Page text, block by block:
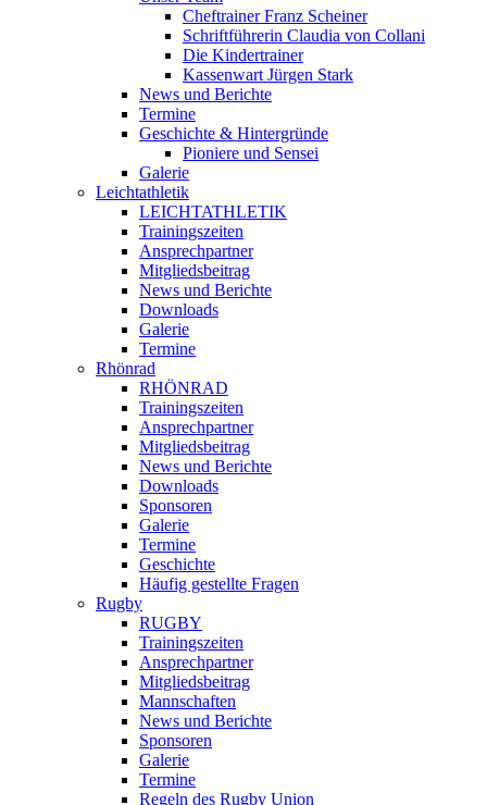
Cheftrainer Franz Scheiner
Schriftführerin Claudia von Collani
Die Kindertrainer
Kassenwart Jürgen Stark
News und Berichte
Termine
Geschichte & Hintergründe
Pioniere und Sensei
Galerie
Leichtathletik
LEICHTATHLETIK
Trainingszeiten
Ansprechpartner
Mitgliedsbeitrag
News und Berichte
Downloads
Galerie
Termine
Rhönrad
RHÖNRAD
Trainingszeiten
Ansprechpartner
Mitgliedsbeitrag
News und Berichte
Downloads
Sponsoren
Galerie
Termine
Geschichte
Häufig gestellte Fragen
Rugby
RUGBY
Trainingszeiten
Ansprechpartner
Mitgliedsbeitrag
Mannschaften
News und Berichte
Sponsoren
Galerie
Termine
Regeln des Rugby Union